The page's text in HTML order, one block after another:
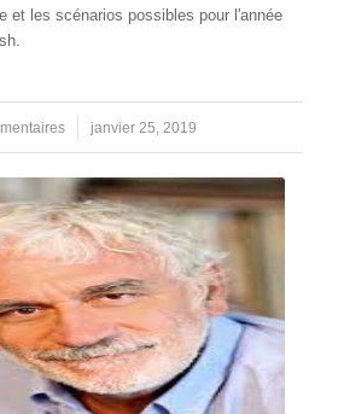
et les scénarios possibles pour l'année
/ janvier 25, 2019